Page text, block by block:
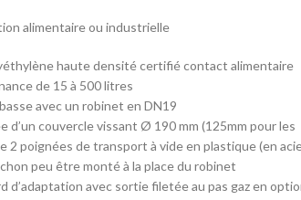
alimentaire ou industrielle
haute densité certifié contact alimentaire
de 15 à 500 litres
avec un robinet en DN19
d’un couvercle vissant Ø 190 mm (125mm pour
2 poignées de transport à vide en plastique (en
peu être monté à la place du robinet
d’adaptation avec sortie filetée au pas gaz en